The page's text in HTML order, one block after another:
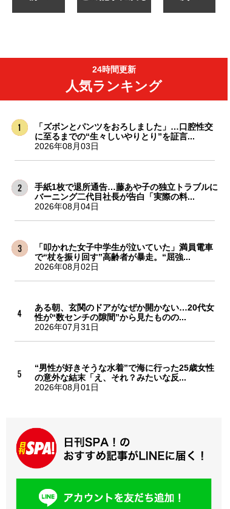
24時間更新
人気ランキング
「ズボンとパンツをおろしました」…口腔性交
に至るまでの“生々しいやりとり”を証言...
2026年08月03日
手紙1枚で退所通告…藤あや子の独立トラブルに
バーニング二代目社長が告白「実際の料...
2026年08月04日
「叩かれた女子中学生が泣いていた」満員電車
で“杖を振り回す”高齢者が暴走。“屈強...
2026年08月02日
ある朝、玄関のドアがなぜか開かない…20代女
性が“数センチの隙間”から見たものの...
2026年07月31日
“男性が好きそうな水着”で海に行った25歳女性
の意外な結末「え、それ？みたいな反...
2026年08月01日